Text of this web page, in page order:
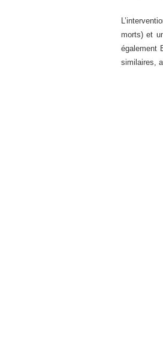
morts) et
également
similaires,